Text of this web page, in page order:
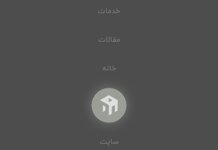
خدمات
مقالات
خانه
سایت